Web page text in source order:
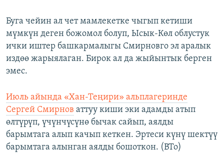
Буга чейин ал чет мамлекетке чыгып кетиши
мүмкүн деген божомол болуп, Ысык-Көл облустук
ички иштер башкармалыгы Смирновго эл аралык
издөө жарыялаган. Бирок ал да жыйынтык берген
эмес.
Июль айында «Хан-Теңири» альплагеринде
Сергей Смирнов аттуу киши эки адамды атып
өлтүрүп, үчүнчүсүнө бычак сайып, аялды
барымтага алып качып кеткен. Эртеси күнү шектүү
барымтага алынган аялды бошоткон. (BTo)